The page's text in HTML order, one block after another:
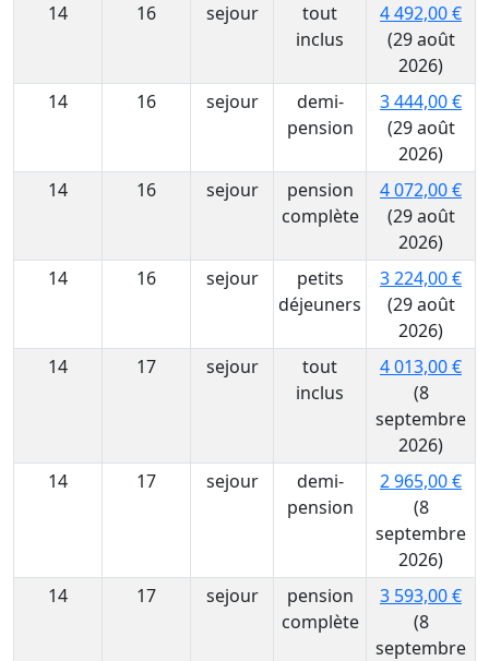
14
16 sejour
tout
inclus
4 492,00 €
(29 août
2026)
14
16 sejour
demi-
pension
3 444,00 €
(29 août
2026)
14
16 sejour
pension
complète
4 072,00 €
(29 août
2026)
14
16 sejour
petits
déjeuners
3 224,00 €
(29 août
2026)
14
17 sejour
tout
inclus
4 013,00 €
(8
septembre
2026)
14
17 sejour
demi-
pension
2 965,00 €
(8
septembre
2026)
14
17 sejour
pension
complète
3 593,00 €
(8
septembre